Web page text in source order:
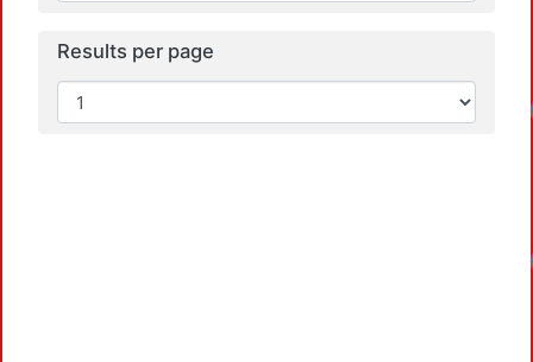
Results per page